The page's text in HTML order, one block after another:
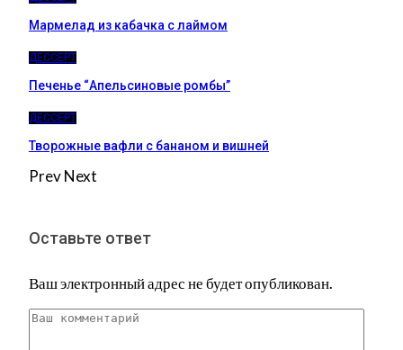
Мармелад из кабачка с лаймом
ДЕССЕРТ
Печенье “Апельсиновые ромбы”
ДЕССЕРТ
Творожные вафли с бананом и вишней
PrevNext
Оставьте ответ
Ваш электронный адрес не будет опубликован.